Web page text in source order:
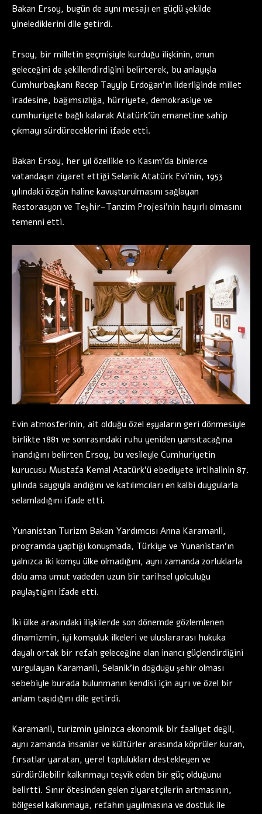
Bakan Ersoy, bugün de aynı mesajı en güçlü şekilde
yinelediklerini dile getirdi.
Ersoy, bir milletin geçmişiyle kurduğu ilişkinin, onun
geleceğini de şekillendirdiğini belirterek, bu anlayışla
Cumhurbaşkanı Recep Tayyip Erdoğan’ın liderliğinde millet
iradesine, bağımsızlığa, hürriyete, demokrasiye ve
cumhuriyete bağlı kalarak Atatürk’ün emanetine sahip
çıkmayı sürdüreceklerini ifade etti.
Bakan Ersoy, her yıl özellikle 10 Kasım’da binlerce
vatandaşın ziyaret ettiği Selanik Atatürk Evi’nin, 1953
yılındaki özgün haline kavuşturulmasını sağlayan
Restorasyon ve Teşhir-Tanzim Projesi’nin hayırlı olmasını
temenni etti.
Evin atmosferinin, ait olduğu özel eşyaların geri dönmesiyle
birlikte 1881 ve sonrasındaki ruhu yeniden yansıtacağına
inandığını belirten Ersoy, bu vesileyle Cumhuriyetin
kurucusu Mustafa Kemal Atatürk’ü ebediyete irtihalinin 87.
yılında saygıyla andığını ve katılımcıları en kalbi duygularla
selamladığını ifade etti.
Yunanistan Turizm Bakan Yardımcısı Anna Karamanli,
programda yaptığı konuşmada, Türkiye ve Yunanistan’ın
yalnızca iki komşu ülke olmadığını, aynı zamanda zorluklarla
dolu ama umut vadeden uzun bir tarihsel yolculuğu
paylaştığını ifade etti.
İki ülke arasındaki ilişkilerde son dönemde gözlemlenen
dinamizmin, iyi komşuluk ilkeleri ve uluslararası hukuka
dayalı ortak bir refah geleceğine olan inancı güçlendirdiğini
vurgulayan Karamanli, Selanik’in doğduğu şehir olması
sebebiyle burada bulunmanın kendisi için ayrı ve özel bir
anlam taşıdığını dile getirdi.
Karamanli, turizmin yalnızca ekonomik bir faaliyet değil,
aynı zamanda insanlar ve kültürler arasında köprüler kuran,
fırsatlar yaratan, yerel toplulukları destekleyen ve
sürdürülebilir kalkınmayı teşvik eden bir güç olduğunu
belirtti. Sınır ötesinden gelen ziyaretçilerin artmasının,
bölgesel kalkınmaya, refahın yayılmasına ve dostluk ile